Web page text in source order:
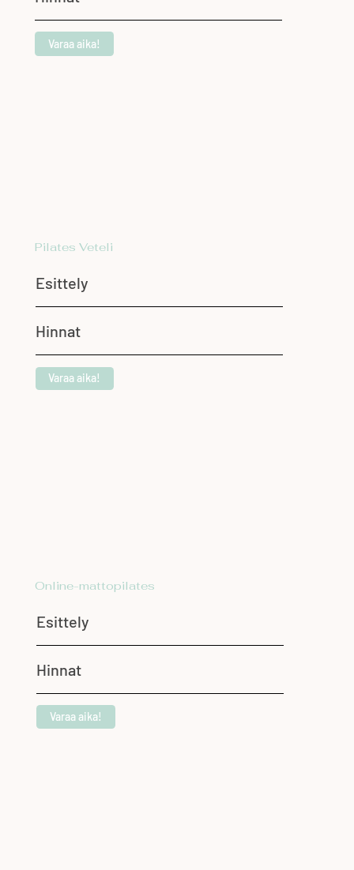
Varaa aika!
Pilates Veteli
Esittely
Hinnat
Varaa aika!
Online-mattopilates
Esittely
Hinnat
Varaa aika!